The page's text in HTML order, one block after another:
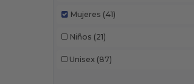
Mujeres (41)
Niños (21)
Unisex (87)